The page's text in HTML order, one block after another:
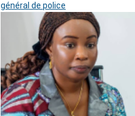
général de police